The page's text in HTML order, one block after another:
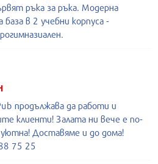
ръка за ръка. Модерна
база в 2 учебни корпуса -
продължава да работи и
клиенти! Залата ни вече е по-
уютна! Доставяме и до дома!
75 25